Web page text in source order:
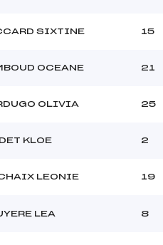
SIXTINE 15
OCEANE 21
OLIVIA 25
KLOE 2
LEONIE 19
LEA 8